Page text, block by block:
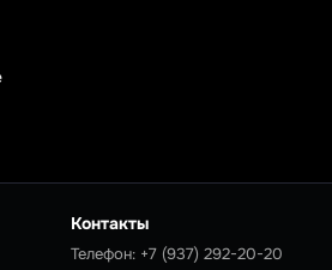
Контакты
Телефон: +7 (937) 292-20-20